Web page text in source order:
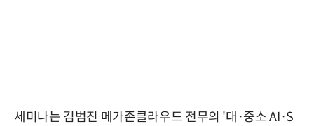
세미나는 김범진 메가존클라우드 전무의 '대·중소 AI·S